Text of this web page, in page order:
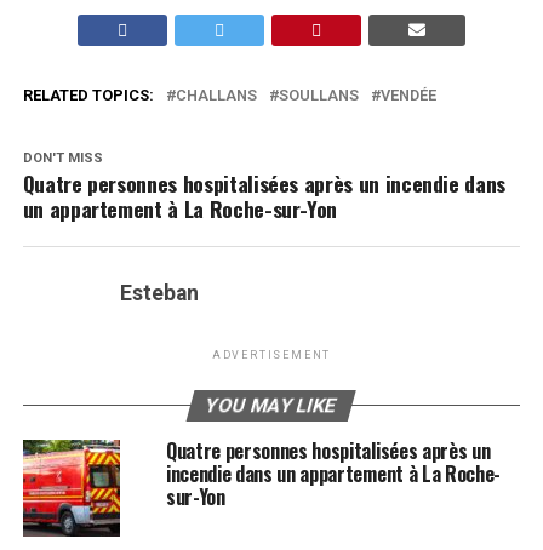
RELATED TOPICS: CHALLANS SOULLANS VENDÉE
DON'T MISS
Quatre personnes hospitalisées après un incendie dans
un appartement à La Roche-sur-Yon
Esteban
ADVERTISEMENT
YOU MAY LIKE
Quatre personnes hospitalisées après un
incendie dans un appartement à La Roche-
sur-Yon